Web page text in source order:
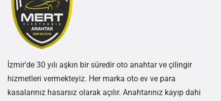
İzmir'de 30 yılı aşkın bir süredir oto anahtar ve çilingir
hizmetleri vermekteyiz. Her marka oto ev ve para
kasalarınız hasarsız olarak açılır. Anahtarınız kayıp dahi